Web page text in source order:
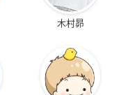
木村昴